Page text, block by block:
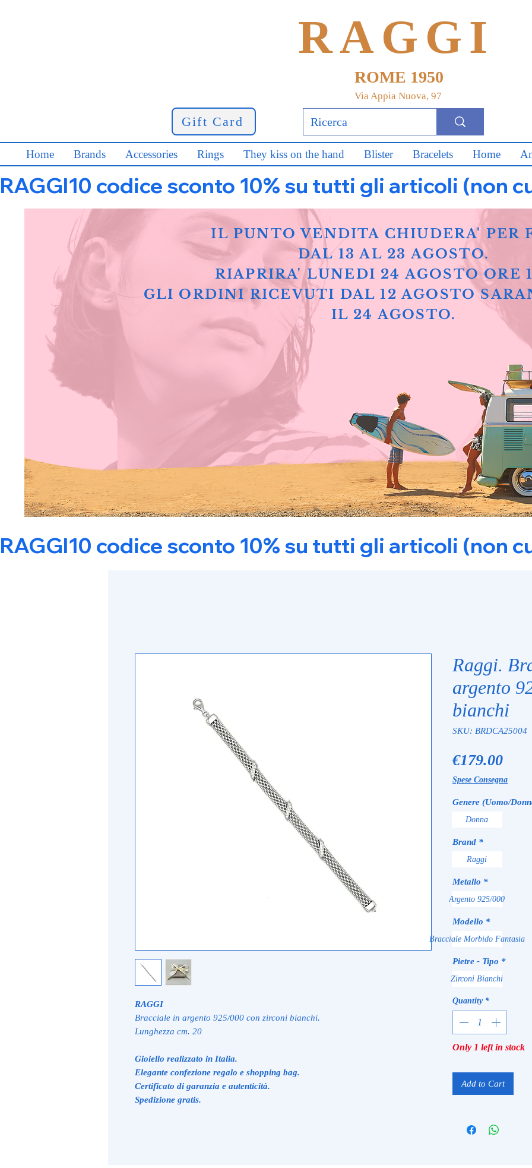
RAGGI
ROME 1950
Via Appia Nuova, 97
Gift Card
Home Brands Accessories Rings They kiss on the hand Blister Bracelets Home
RAGGI10 codice sconto 10% su tutti gli articoli (non
IL PUNTO VENDITA CHIUDERA' PER
DAL 13 AL 23 AGOSTO.
RIAPRIRA' LUNEDI 24 AGOSTO ORE
GLI ORDINI RICEVUTI DAL 12 AGOSTO
IL 24 AGOSTO.
RAGGI10 codice sconto 10% su tutti gli articoli (non
RAGGI
Bracciale in argento 925/000 con zirconi bianchi.
Lunghezza cm. 20
Gioiello realizzato in Italia.
Elegante confezione regalo e shopping bag.
Certificato di garanzia e autenticità.
Spedizione gratis.
Raggi.
argento
bianchi
SKU: BRDCA25004
€179.00
Spese Consegna
Genere (Uomo/
Donna
Brand *
Raggi
Metallo *
Argento 925/000
Modello *
Bracciale Morbido Fantasia
Pietre - Tipo *
Zirconi Bianchi
Quantity *
Only 1 left in stock
Add to Cart